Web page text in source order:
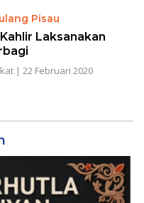
Pisau
Laksanakan
| 22 Februari 2020